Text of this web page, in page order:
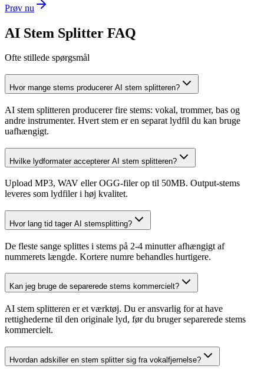
Prøv nu
AI Stem Splitter FAQ
Ofte stillede spørgsmål
Hvor mange stems producerer AI stem splitteren?
AI stem splitteren producerer fire stems: vokal, trommer, bas og
andre instrumenter. Hvert stem er en separat lydfil du kan bruge
uafhængigt.
Hvilke lydformater accepterer AI stem splitteren?
Upload MP3, WAV eller OGG-filer op til 50MB. Output-stems
leveres som lydfiler i høj kvalitet.
Hvor lang tid tager AI stemsplitting?
De fleste sange splittes i stems på 2-4 minutter afhængigt af
nummerets længde. Kortere numre behandles hurtigere.
Kan jeg bruge de separerede stems kommercielt?
AI stem splitteren er et værktøj. Du er ansvarlig for at have
rettighederne til den originale lyd, før du bruger separerede stems
kommercielt.
Hvordan adskiller en stem splitter sig fra vokalfjernelse?